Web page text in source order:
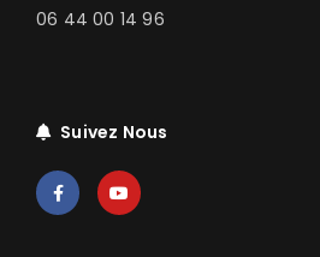
06 44 00 14 96
Suivez Nous